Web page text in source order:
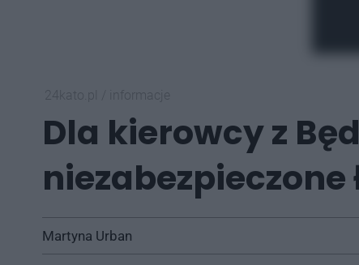
Dla kierowcy z
Martyna Urban